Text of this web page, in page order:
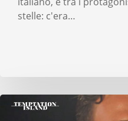
stelle: c'era…